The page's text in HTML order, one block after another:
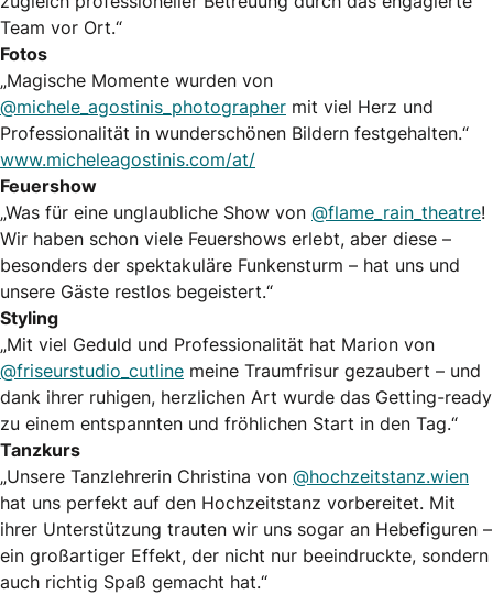
Team vor Ort.“
Fotos
„Magische Momente wurden von
@michele_agostinis_photographer mit viel Herz und
Professionalität in wunderschönen Bildern festgehalten.“
www.micheleagostinis.com/at/
Feuershow
„Was für eine unglaubliche Show von @flame_rain_theatre!
Wir haben schon viele Feuershows erlebt, aber diese –
besonders der spektakuläre Funkensturm – hat uns und
unsere Gäste restlos begeistert.“
Styling
„Mit viel Geduld und Professionalität hat Marion von
@friseurstudio_cutline meine Traumfrisur gezaubert – und
dank ihrer ruhigen, herzlichen Art wurde das Getting-ready
zu einem entspannten und fröhlichen Start in den Tag.“
Tanzkurs
„Unsere Tanzlehrerin Christina von @hochzeitstanz.wien
hat uns perfekt auf den Hochzeitstanz vorbereitet. Mit
ihrer Unterstützung trauten wir uns sogar an Hebefiguren –
ein großartiger Effekt, der nicht nur beeindruckte, sondern
auch richtig Spaß gemacht hat.“